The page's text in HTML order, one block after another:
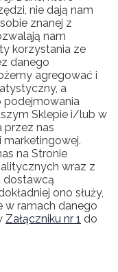
nie dają nam
znanej z
nam
korzystania ze
danego
agregować i
a
podejmowania
Sklepie i/lub w
przez nas
marketingowej.
na Stronie
wraz z
dostawcą
ono służy,
w ramach danego
Załączniku nr 1 do